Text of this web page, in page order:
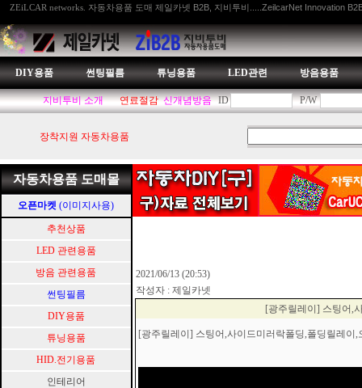
ZEiLCAR networks. 자동차용품 도매 제일카넷 B2B, 지비투비.....ZeilcarNet Innovation
DIY용품 썬팅필름 튜닝용품 LED관련 방음용품
지비투비 소개 연료절감 신개념방음 ID P/W
장착지원 자동차용품
자동차용품 도매몰
오픈마켓 (이미지사용)
추천상품
LED 관련용품
방음 관련용품
썬팅필름
DIY용품
튜닝용품
HID.전기용품
인테리어
2021/06/13 (20:53)
작성자 : 제일카넷
[광주릴레이] 스팅어,
[광주릴레이] 스팅어,사이드미러락폴딩,폴딩릴레이